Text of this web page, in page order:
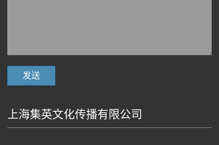
上海集英文化传播有限公司